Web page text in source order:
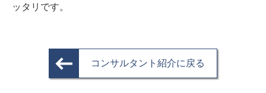
ッタリです。
コンサルタント紹介に戻る